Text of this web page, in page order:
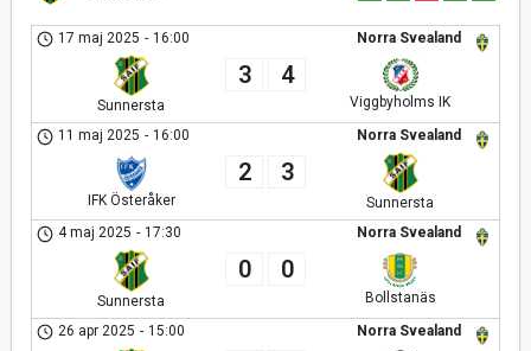
Norra Svealand
17 maj 2025 - 16:00
Sunnersta
3 4
Viggbyholms IK
Norra Svealand
11 maj 2025 - 16:00
IFK Österåker
2 3
Sunnersta
Norra Svealand
4 maj 2025 - 17:30
Sunnersta
0 0
Bollstanäs
Norra Svealand
26 apr 2025 - 15:00